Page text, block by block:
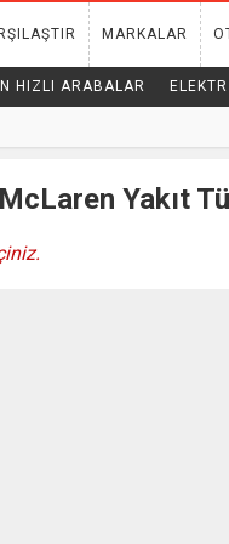
MARKALAR
HIZLI ARABALAR
Yakıt